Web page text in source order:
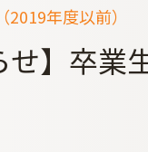
年度以前）
せ】卒